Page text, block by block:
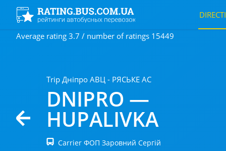
Average rating 3.7 / number of ratings 15449
Trip Дніпро АВЦ - РЯСЬКЕ АС
DNIPRO —
HUPALIVKA
Carrier ФОП Заровний Сергiй